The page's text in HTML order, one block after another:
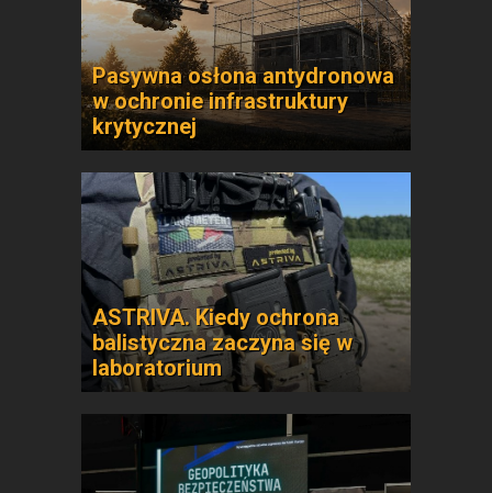
Pasywna osłona antydronowa
w ochronie infrastruktury
krytycznej
ASTRIVA. Kiedy ochrona
balistyczna zaczyna się w
laboratorium